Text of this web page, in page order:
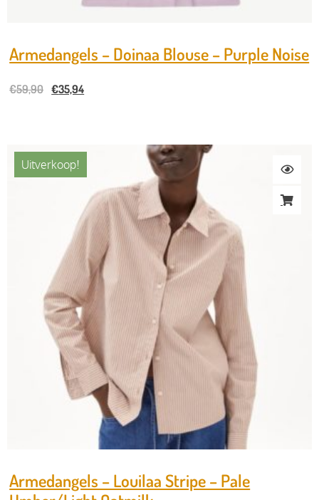
Armedangels – Doinaa Blouse – Purple Noise
€59,90 €35,94
Uitverkoop!
Armedangels – Louilaa Stripe – Pale